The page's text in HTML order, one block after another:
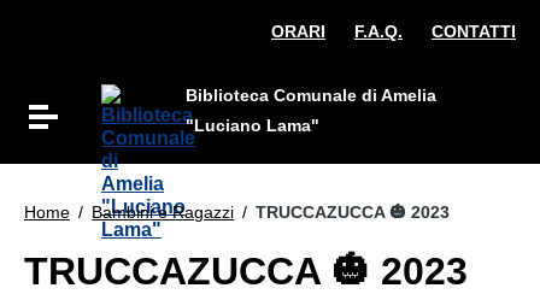
Vai al menu di navigazioneORARI F.A.Q. CONTATTI
Attiva / disattiva la navigazione
Biblioteca Comunale di Amelia
"Luciano Lama"
Home / Bambini e Ragazzi / TRUCCAZUCCA 🎃 2023
TRUCCAZUCCA 🎃 2023